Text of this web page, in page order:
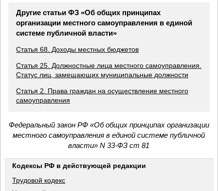
Другие статьи ФЗ «Об общих принципах
организации местного самоуправления в единой
системе публичной власти»
Статья 68. Доходы местных бюджетов
Статья 25. Должностные лица местного самоуправления.
Статус лиц, замещающих муниципальные должности
Статья 2. Права граждан на осуществление местного
самоуправления
Федеральный закон РФ «Об общих принципах организации
местного самоуправления в единой системе публичной
власти» N 33-ФЗ ст 81
Кодексы РФ в действующей редакции
Трудовой кодекс